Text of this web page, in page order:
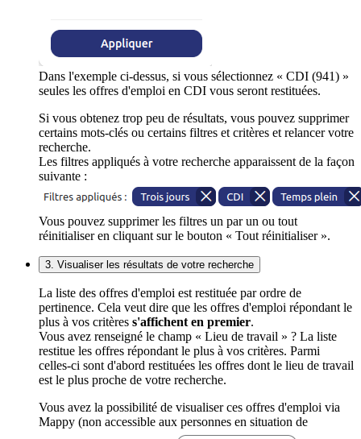
Dans l'exemple ci-dessus, si vous sélectionnez « CDI (941) »
seules les offres d'emploi en CDI vous seront restituées.
Si vous obtenez trop peu de résultats, vous pouvez supprimer
certains mots-clés ou certains filtres et critères et relancer votre
recherche.
Les filtres appliqués à votre recherche apparaissent de la façon
suivante :
Vous pouvez supprimer les filtres un par un ou tout
réinitialiser en cliquant sur le bouton « Tout réinitialiser ».
3. Visualiser les résultats de votre recherche
La liste des offres d'emploi est restituée par ordre de
pertinence. Cela veut dire que les offres d'emploi répondant le
plus à vos critères s'affichent en premier.
Vous avez renseigné le champ « Lieu de travail » ? La liste
restitue les offres répondant le plus à vos critères. Parmi
celles-ci sont d'abord restituées les offres dont le lieu de travail
est le plus proche de votre recherche.
Vous avez la possibilité de visualiser ces offres d'emploi via
Mappy (non accessible aux personnes en situation de